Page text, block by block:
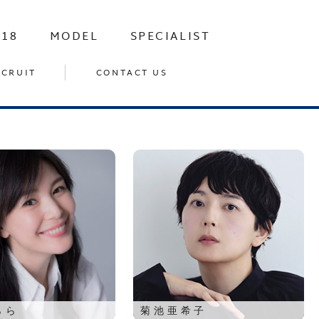
MODEL SPECIALIST
CONTACT US
ら 菊池亜希子